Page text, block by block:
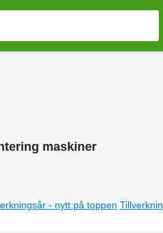
maskiner
- nytt på toppen